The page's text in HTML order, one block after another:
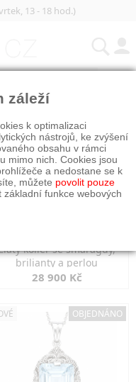
13 - 18 hod.)
kolier se smaragdy,
brilianty a perlou
28 900 Kč
OBJEDNÁNO
záleží
k optimalizaci
nástrojů, ke zvýšení
obsahu v rámci
mimo nich. Cookies jsou
a nedostane se k
můžete povolit pouze
funkce webových